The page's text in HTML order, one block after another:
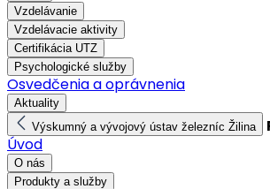
Vzdelávanie
Vzdelávacie aktivity
Certifikácia UTZ
Psychologické služby
Osvedčenia a oprávnenia
Aktuality
Výskumný a vývojový ústav železníc Žilina
Úvod
O nás
Produkty a služby